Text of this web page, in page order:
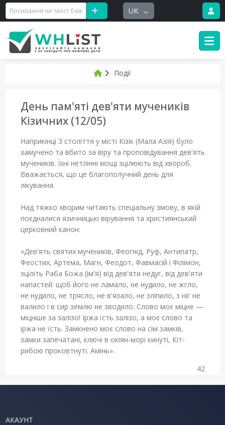
UK
Події
День пам'яті дев'яти мучеників
Кізичних (12/05)
Наприкінці 3 століття у місті Кізік (Мала Азія) було
замучено та вбито за віру та проповідування дев'ять
мучеників. Їхні нетлінні мощі зцілюють від хвороб.
Вважається, що це благополучний день для
лікування.
Над тяжко хворим читають спеціальну змову, в якій
поєдналися язичницькі вірування та християнський
церковний канон:
«Дев'ять святих мучеників, Феогнід, Руф, Антипатр,
Феостих, Артема, Магн, Феодот, Фавмасій і Філімон,
зціліть Раба Божа (ім'я) від дев'яти недуг, від дев'яти
напастей: щоб його не ламало, не нудило, не жгло,
не нудило, не трясло, не в'язало, не зліпило, з ніг не
валило і в сир землю не зводило. Слово моє міцне —
міцніше за залізо! Іржа їсть залізо, а моє слово та
іржа не їсть. Замкнено моє слово на сім замків,
замки запечатані, ключі в окіян-морі кинуті, Кіт-
рибою проковтнуті. Амінь».
42
АКАУНТ